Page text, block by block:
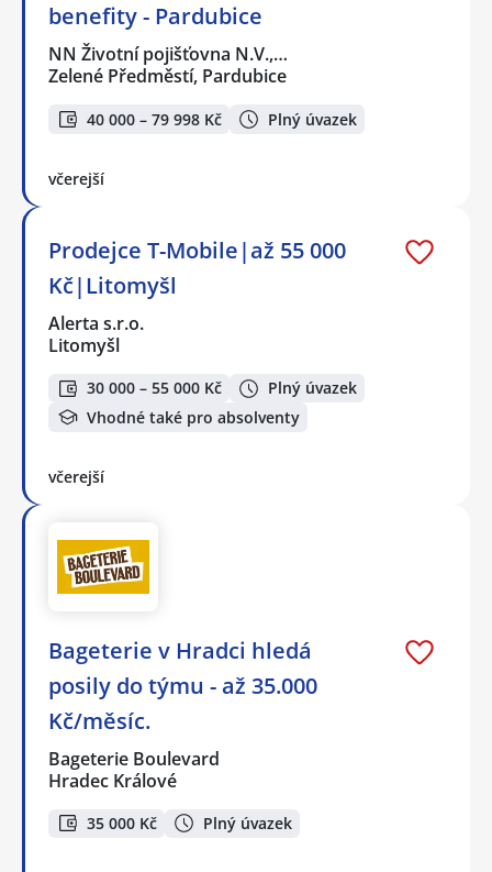
benefity - Pardubice
NN Životní pojišťovna N.V.,…
Zelené Předměstí, Pardubice
40 000 – 79 998 Kč Plný úvazek
včerejší
Prodejce T-Mobile|až 55 000
Kč|Litomyšl
Alerta s.r.o.
Litomyšl
30 000 – 55 000 Kč
Plný úvazek
Vhodné také pro absolventy
včerejší
Bageterie v Hradci hledá
posily do týmu - až 35.000
Kč/měsíc.
Bageterie Boulevard
Hradec Králové
35 000 Kč Plný úvazek